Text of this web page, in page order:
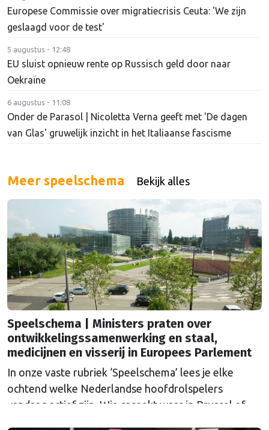
Europese Commissie over migratiecrisis Ceuta: 'We zijn
geslaagd voor de test'
5 augustus - 12:48
EU sluist opnieuw rente op Russisch geld door naar
Oekraïne
6 augustus - 11:08
Onder de Parasol | Nicoletta Verna geeft met 'De dagen
van Glas' gruwelijk inzicht in het Italiaanse fascisme
Meer speelschema Bekijk alles
Speelschema | Ministers praten over
ontwikkelingssamenwerking en staal,
medicijnen en visserij in Europees Parlement
In onze vaste rubriek ‘Speelschema’ lees je elke
ochtend welke Nederlandse hoofdrolspelers
vandaag actief zijn. Wie spreekt waar in Brussel of